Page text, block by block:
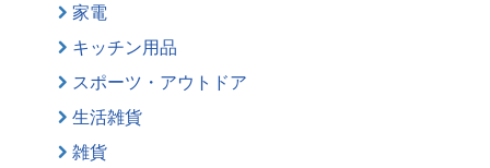
家電
キッチン用品
スポーツ・アウトドア
生活雑貨
雑貨